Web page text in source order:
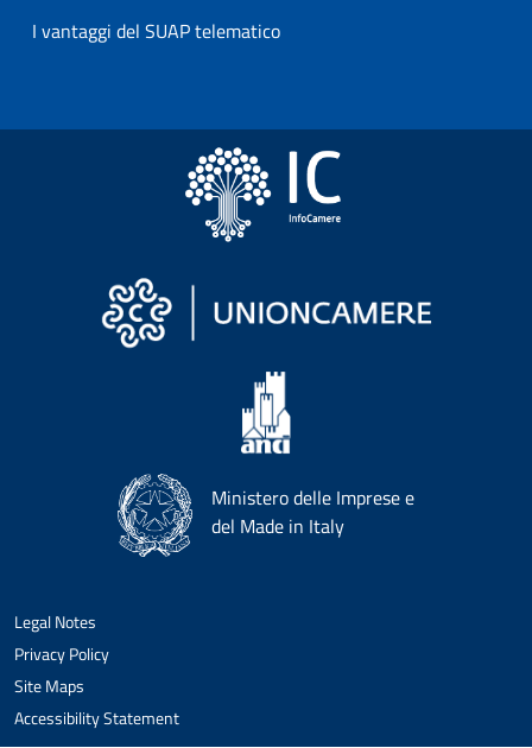
I vantaggi del SUAP telematico
Ministero delle Imprese e
del Made in Italy
Legal Notes
Privacy Policy
Site Maps
Accessibility Statement